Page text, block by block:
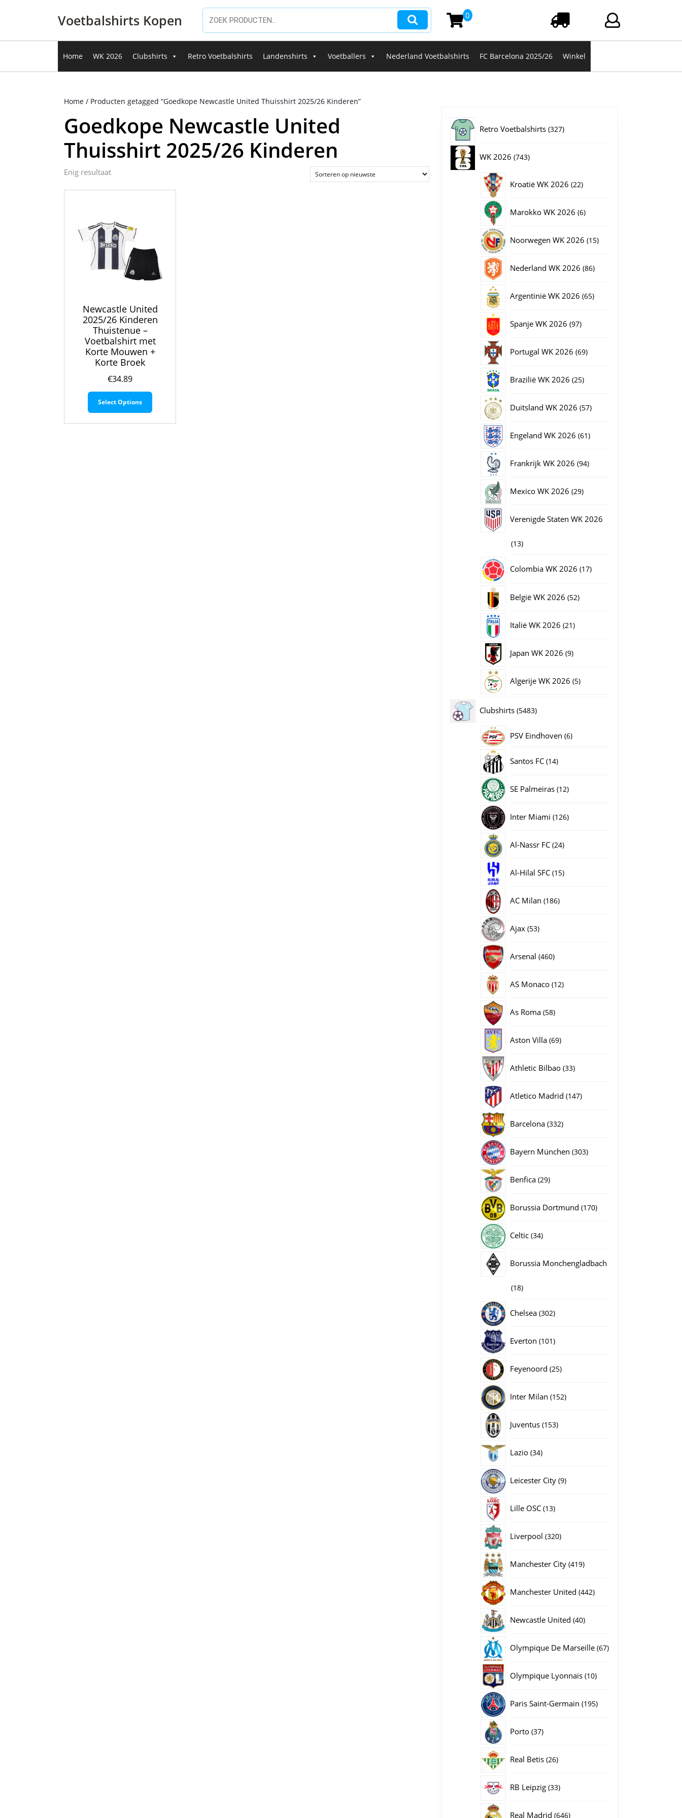
inhoud
Voetbalshirts Kopen Winkelwagen
0
Home WK 2026 Clubshirts Retro Voetbalshirts Landenshirts Voetballers Nederland Voetbalshirts FC Barcelona 2025/26 Winkel
Home / Producten getagged “Goedkope Newcastle United Thuisshirt 2025/26 Kinderen”
Goedkope Newcastle United
Thuisshirt 2025/26 Kinderen
Enig resultaat
Newcastle United
2025/26 Kinderen
Thuistenue –
Voetbalshirt met
Korte Mouwen +
Korte Broek
€34.89
Select Options
Dit
Retro Voetbalshirts 327327
WK 2026 743743
Kroatië WK 2026 2222
Marokko WK 2026 66
Noorwegen WK 2026 1515
Nederland WK 2026 8686
Argentinië WK 2026 6565
Spanje WK 2026 9797
Portugal WK 2026 6969
Brazilië WK 2026 2525
Duitsland WK 2026 5757
Engeland WK 2026 6161
Frankrijk WK 2026 9494
Mexico WK 2026 2929
Verenigde Staten WK 2026
1313
producten
Colombia WK 2026 1717
België WK 2026 5252
Italië WK 2026 2121
Japan WK 2026 99
Algerije WK 2026 55
Clubshirts 54835483
producten
PSV Eindhoven 66
Santos FC 1414
SE Palmeiras 1212
Inter Miami 126126
Al-Nassr FC 2424
Al-Hilal SFC 1515
AC Milan 186186
Ajax 5353
Arsenal 460460
AS Monaco 1212
As Roma 5858
Aston Villa 6969
Athletic Bilbao 3333
Atletico Madrid 147147
Barcelona 332332
Bayern München 303303
Benfica 2929
Borussia Dortmund 170170
Celtic 3434
Borussia Monchengladbach
1818
producten
Chelsea 302302
Everton 101101
Feyenoord 2525
Inter Milan 152152
Juventus 153153
Lazio 3434
Leicester City 99
Lille OSC 1313
Liverpool 320320
Manchester City 419419
Manchester United 442442
Newcastle United 4040
Olympique De Marseille 6767
Olympique Lyonnais 1010
Paris Saint-Germain 195195
Porto 3737
Real Betis 2626
RB Leipzig 3333
Real Madrid 646646